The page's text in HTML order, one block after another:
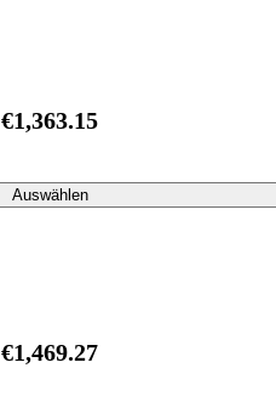
€1,363.15
Auswählen
€1,469.27